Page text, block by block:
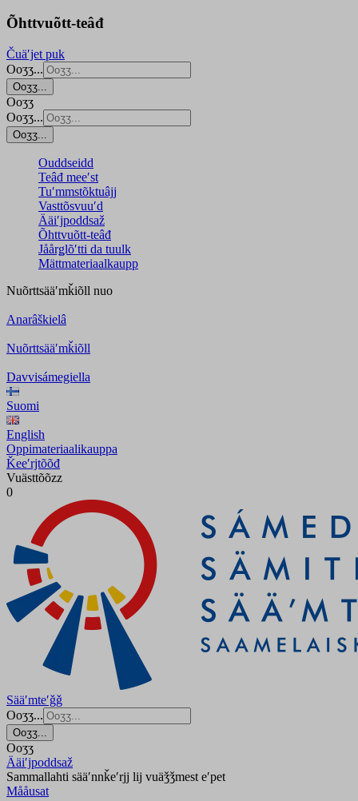
Õhttvuõtt-teâđ
Čuäʹjet puk
Ooʒʒ...
Ooʒʒ...
Ooʒʒ
Ooʒʒ...
Ooʒʒ...
Ouddseidd
Teâđ meeʹst
Tuʹmmstõktuâjj
Vasttõsvuuʹd
Ääiʹjpoddsaž
Õhttvuõtt-teâđ
Jåårǥlõʹtti da tuulk
Mättmateriaalkaupp
Nuõrttsääʹmǩiõll nuo
Anarâškielâ
Nuõrttsääʹmǩiõll
Davvisámegiella
Suomi
English
Oppimateriaalikauppa
Ǩeeʹrjtõõđ
Vuästtõõzz
0
Sääʹmteʹǧǧ
Ooʒʒ...
Ooʒʒ...
Ooʒʒ
Ääiʹjpoddsaž
Sammallahti sääʹnnǩeʹrjj lij vuäǯǯmest eʹpet
Mååusat